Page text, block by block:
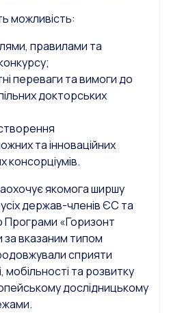
можливість:
правилами та
переваги та вимоги до
докторських
та інноваційних
консорціумів.
якомога ширшу
держав-членів ЄС та
Програми «Горизонт
вказаним типом
сприяти
мобільності та розвитку
дослідницькому